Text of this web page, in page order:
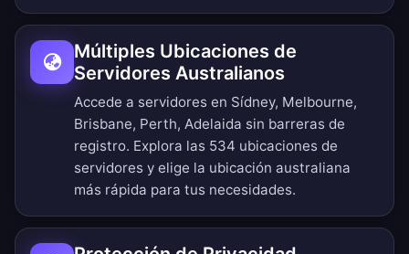
Múltiples Ubicaciones de
Servidores Australianos
Accede a servidores en Sídney, Melbourne,
Brisbane, Perth, Adelaida sin barreras de
registro. Explora las 534 ubicaciones de
servidores y elige la ubicación australiana
más rápida para tus necesidades.